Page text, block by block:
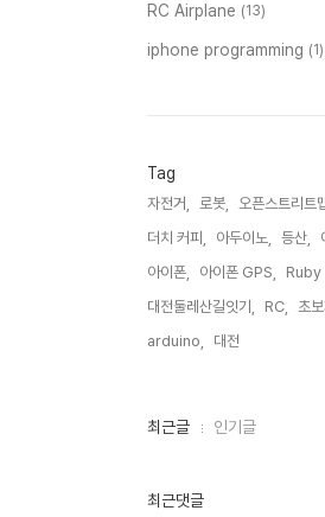
RC Airplane (13)
iphone programming (1)
Tag
자전거, 로봇, 오픈스트리트
더치 커피,
아두이노, 등산,
아이폰,
아이폰 GPS, Ruby
대전둘레산길잇기,
RC, 초
arduino,
대전,
최
인
최근글 인기글
최근댓글